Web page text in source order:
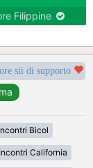
Filippine
sii di supporto
Bicol
Incontri California